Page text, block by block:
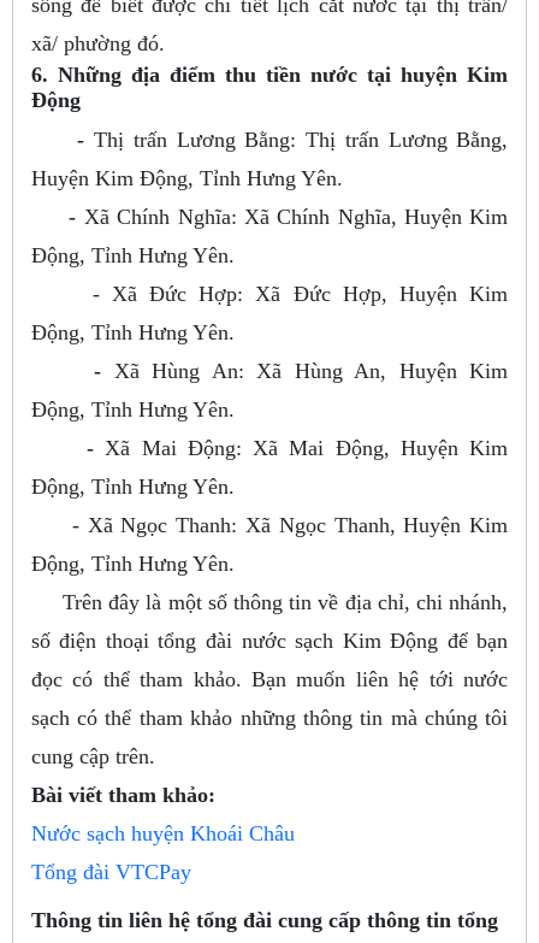
xã/ phường đó.
6. Những địa điểm thu tiền nước tại huyện Kim
Động
-Thị trấn Lương Bằng: Thị trấn Lương Bằng,
Huyện Kim Động, Tỉnh Hưng Yên.
- Xã Chính Nghĩa: Xã Chính Nghĩa, Huyện Kim
Động, Tỉnh Hưng Yên.
- Xã Đức Hợp: Xã Đức Hợp, Huyện Kim
Động, Tỉnh Hưng Yên.
- Xã Hùng An: Xã Hùng An, Huyện Kim
Động, Tỉnh Hưng Yên.
-Xã Mai Động: Xã Mai Động, Huyện Kim
Động, Tỉnh Hưng Yên.
- Xã Ngọc Thanh: Xã Ngọc Thanh, Huyện Kim
Động, Tỉnh Hưng Yên.
Trên đây là một số thông tin về địa chỉ, chi nhánh,
số điện thoại tổng đài nước sạch Kim Động để bạn
đọc có thể tham khảo. Bạn muốn liên hệ tới nước
sạch có thể tham khảo những thông tin mà chúng tôi
cung cập trên.
Bài viết tham khảo:
Nước sạch huyện Khoái Châu
Tổng đài VTCPay
Thông tin liên hệ tổng đài cung cấp thông tin tổng